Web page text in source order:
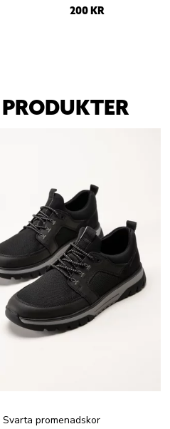
200 KR
promenadskor